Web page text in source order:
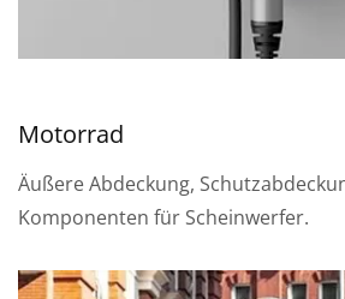
Motorrad
Äußere Abdeckung,
Komponenten für Scheinwerfer.